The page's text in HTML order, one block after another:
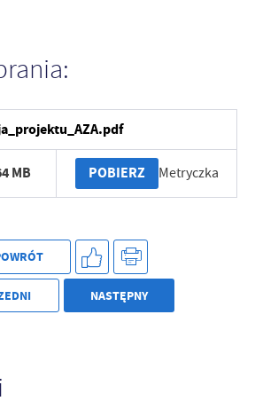
MB POBIERZ Metryczka
NASTĘPNY